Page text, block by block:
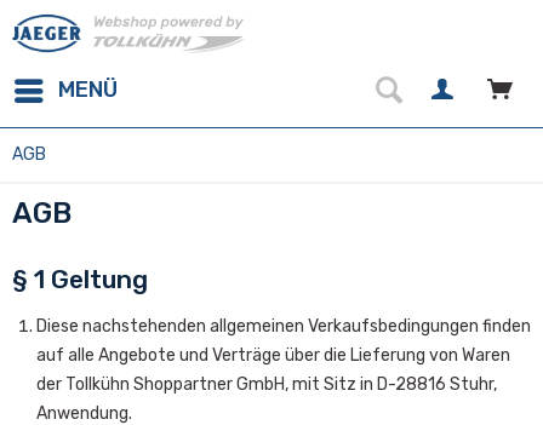
MENÜ
AGB
AGB
§ 1 Geltung
Diese nachstehenden allgemeinen Verkaufsbedingungen finden
auf alle Angebote und Verträge über die Lieferung von Waren
der Tollkühn Shoppartner GmbH, mit Sitz in D-28816 Stuhr,
Anwendung.